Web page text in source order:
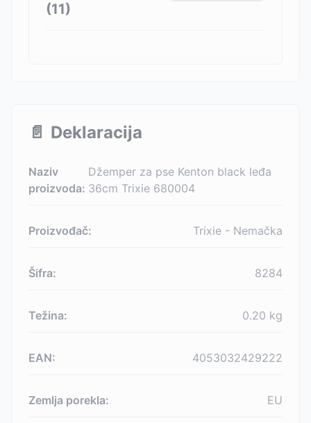
(11)
📄 Deklaracija
Naziv
proizvoda:
Džemper za pse Kenton black leđa
36cm Trixie 680004
Proizvođač: Trixie - Nemačka
Šifra: 8284
Težina: 0.20 kg
EAN: 4053032429222
Zemlja porekla: EU